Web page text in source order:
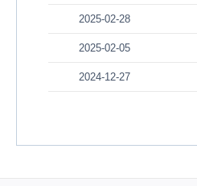
2025-02-28
2025-02-05
2024-12-27